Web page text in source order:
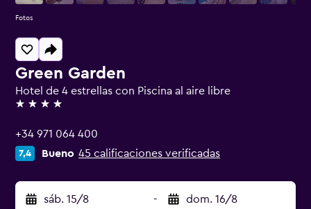
Green Garden
Hotel de 4 estrellas con Piscina al aire libre
4 estrellas
+34 971 064 400
7,4 Bueno 45 calificaciones verificadas
sáb. 15/8 - dom. 16/8
Fotos